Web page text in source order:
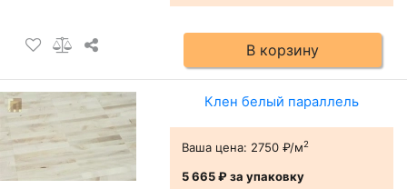
В корзину
Клен белый параллель
Ваша цена: 2750 ₽/м2
5 665 ₽за упаковку